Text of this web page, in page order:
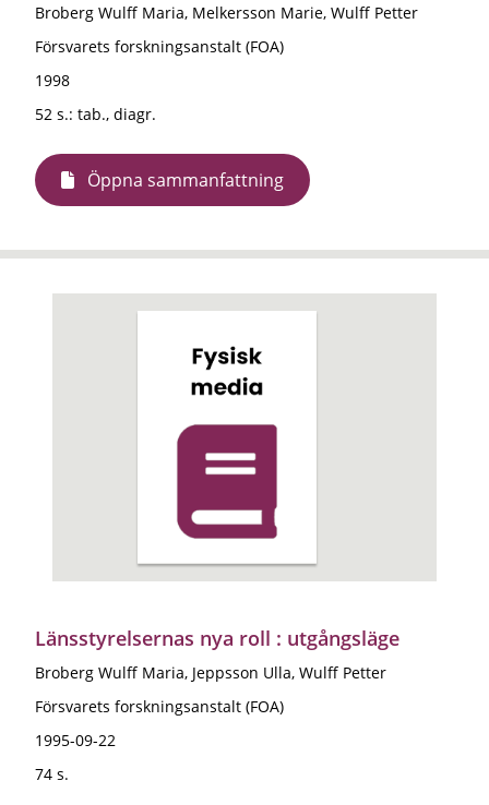
Broberg Wulff Maria, Melkersson Marie, Wulff Petter
Försvarets forskningsanstalt (FOA)
1998
52 s.: tab., diagr.
Öppna sammanfattning
Länsstyrelsernas nya roll : utgångsläge
Broberg Wulff Maria, Jeppsson Ulla, Wulff Petter
Försvarets forskningsanstalt (FOA)
1995-09-22
74 s.